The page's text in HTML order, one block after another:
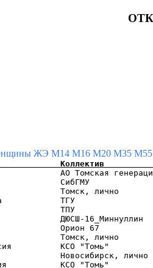
ЖЭ М14 М16 М20 М35
АО Томская
CибГМУ
Томск,
ТГУ
ТПУ
ДЮСШ-
Орион 67
Томск, лично
КСО
Новосибирск,
КСО "Томь"